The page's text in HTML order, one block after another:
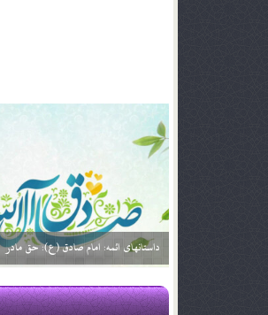
داستانهای ائمه: امام صادق (ع): خیارفروش
29 اسفند 03